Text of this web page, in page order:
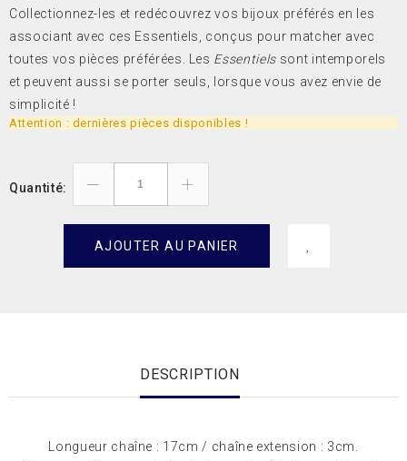
Collectionnez-les et redécouvrez vos bijoux préférés en les
associant avec ces Essentiels, conçus pour matcher avec
toutes vos pièces préférées. Les Essentielssont intemporels
et peuvent aussi se porter seuls, lorsque vous avez envie de
simplicité !
Attention : dernières pièces disponibles !
Quantité:
AJOUTER AU PANIER
DESCRIPTION
Longueur chaîne : 17cm / chaîne extension : 3cm.